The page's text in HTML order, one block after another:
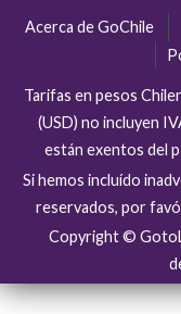
Acerca de GoChile
Tarifas en pesos
(USD) no incluyen
están exentos del
Si hemos incluído
reservados, por
Copyright ©